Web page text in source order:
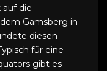
die
Gamsberg in
diesen
für eine
gibt es